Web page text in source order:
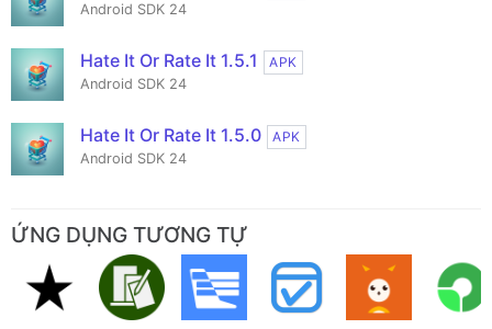
Android SDK 24
Hate It Or Rate It 1.5.1
APK
Android SDK 24
Hate It Or Rate It 1.5.0
APK
Android SDK 24
ỨNG DỤNG TƯƠNG TỰ